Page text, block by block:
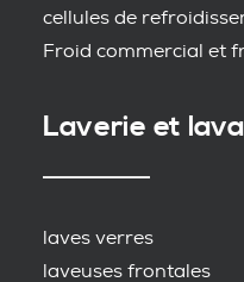
cellules de
Froid commercial et
Laverie et
laves verres
laveuses frontales